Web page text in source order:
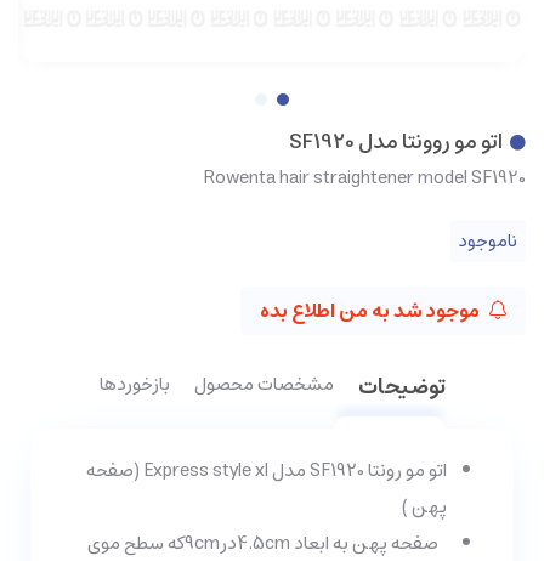
اتو مو روونتا مدل SF1920
Rowenta hair straightener model SF1920
ناموجود
موجود شد به من اطلاع بده
توضیحات مشخصات محصول بازخوردها
اتو مو رونتا SF1920 مدل Express style xl (صفحه
پهن )
صفحه پهن به ابعاد 4.5cmدر9cmکه سطح موی